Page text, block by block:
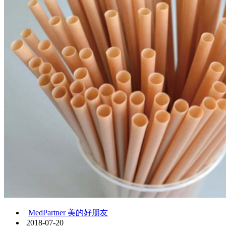
MedPartner 美的好朋友
2018-07-20